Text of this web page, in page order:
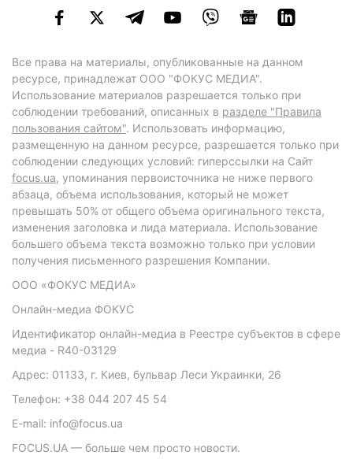
Все права на материалы, опубликованные на данном
ресурсе, принадлежат ООО "ФОКУС МЕДИА".
Использование материалов разрешается только при
соблюдении требований, описанных в разделе "Правила
пользования сайтом". Использовать информацию,
размещенную на данном ресурсе, разрешается только при
соблюдении следующих условий: гиперссылки на Сайт
focus.ua, упоминания первоисточника не ниже первого
абзаца, объема использования, который не может
превышать 50% от общего объема оригинального текста,
изменения заголовка и лида материала. Использование
большего объема текста возможно только при условии
получения письменного разрешения Компании.
ООО «ФОКУС МЕДИА»
Онлайн-медиа ФОКУС
Идентификатор онлайн-медиа в Реестре субъектов в сфере
медиа - R40-03129
Адрес: 01133, г. Киев, бульвар Леси Украинки, 26
Телефон: +38 044 207 45 54
E-mail: info@focus.ua
FOCUS.UA — больше чем просто новости.